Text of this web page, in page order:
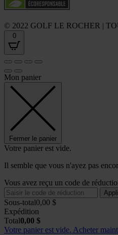
© 2022 GOLF LE ROCHER |
0
Mon panier
Fermer le panier
Votre panier est vide.
Il semble que vous n'ayez pas
Vous avez reçu un code de
Sous-total0,00 $
Expédition
Total0,00 $
Votre panier est vide. Acheter